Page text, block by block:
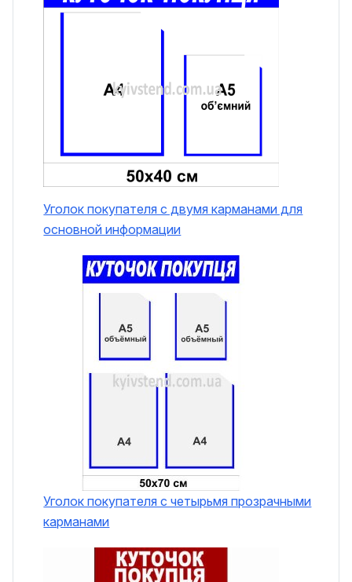
Уголок покупателя с двумя карманами для
основной информации
Уголок покупателя с четырьмя прозрачными
карманами